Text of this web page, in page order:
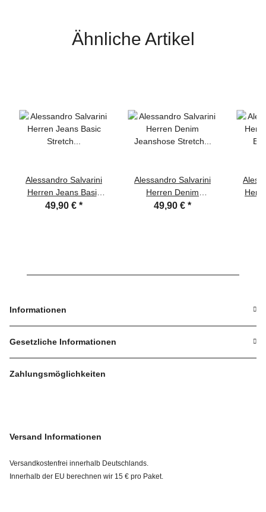
Ähnliche Artikel
Alessandro Salvarini
Herren Jeans Basic
Stretch Dunkelblau
49,90 € *
Alessandro Salvarini
Herren Denim
Jeanshose Stretch
49,90 € *
Informationen
Gesetzliche Informationen
Zahlungsmöglichkeiten
Versand Informationen
Versandkostenfrei innerhalb Deutschlands.
Innerhalb der EU berechnen wir 15 € pro Paket.